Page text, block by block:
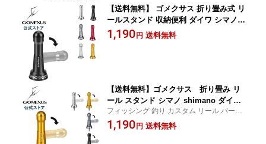
【送料無料】 ゴメクサス 折り畳み式 リ
ールスタンド 収納便利 ダイワ シマノ 2
1 アルテグラ等 スピニングリール用 ボ
ディーキーパー アルミ製 超軽量 海釣り
1,190 円 送料無料
【送料無料】ゴメクサス 折り畳み リ
ール スタンド シマノ shimano ダイワ
daiwa 共回り式 スピニングリール 専用
リール カスタム パーツ リールスタンド
フィッシング 釣り カスタム リール パーツ
ダイワ シマノ 対応
1,190 円 送料無料